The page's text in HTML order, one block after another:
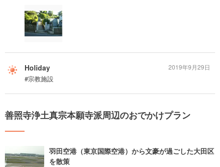
Holiday
#宗教施設
2019年9月29日
善照寺浄土真宗本願寺派周辺のおでかけプラン
羽田空港（東京国際空港）から文豪が過ごした大田区
を散策